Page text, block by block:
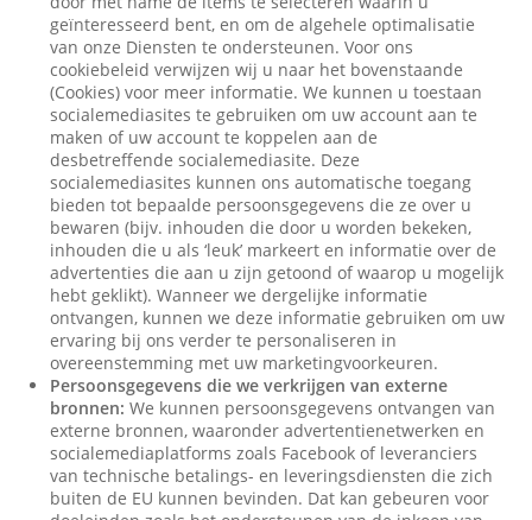
geïnteresseerd bent, en om de algehele optimalisatie
van onze Diensten te ondersteunen. Voor ons
cookiebeleid verwijzen wij u naar het bovenstaande
(Cookies) voor meer informatie. We kunnen u toestaan
socialemediasites te gebruiken om uw account aan te
maken of uw account te koppelen aan de
desbetreffende socialemediasite. Deze
socialemediasites kunnen ons automatische toegang
bieden tot bepaalde persoonsgegevens die ze over u
bewaren (bijv. inhouden die door u worden bekeken,
inhouden die u als ‘leuk’ markeert en informatie over de
advertenties die aan u zijn getoond of waarop u mogelijk
hebt geklikt). Wanneer we dergelijke informatie
ontvangen, kunnen we deze informatie gebruiken om uw
ervaring bij ons verder te personaliseren in
overeenstemming met uw marketingvoorkeuren.
Persoonsgegevens die we verkrijgen van externe
bronnen: We kunnen persoonsgegevens ontvangen van
externe bronnen, waaronder advertentienetwerken en
socialemediaplatforms zoals Facebook of leveranciers
van technische betalings- en leveringsdiensten die zich
buiten de EU kunnen bevinden. Dat kan gebeuren voor